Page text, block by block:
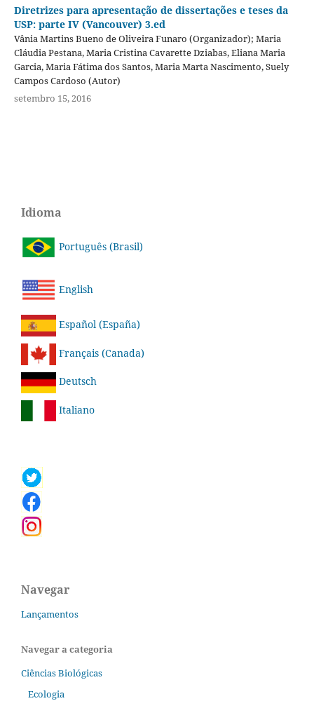
Diretrizes para apresentação de dissertações e teses da
USP: parte IV (Vancouver) 3.ed
Vânia Martins Bueno de Oliveira Funaro (Organizador); Maria
Cláudia Pestana, Maria Cristina Cavarette Dziabas, Eliana Maria
Garcia, Maria Fátima dos Santos, Maria Marta Nascimento, Suely
Campos Cardoso (Autor)
setembro 15, 2016
Idioma
Português (Brasil)
English
Español (España)
Français (Canada)
Deutsch
Italiano
Navegar
Lançamentos
Navegar a categoria
Ciências Biológicas
Ecologia